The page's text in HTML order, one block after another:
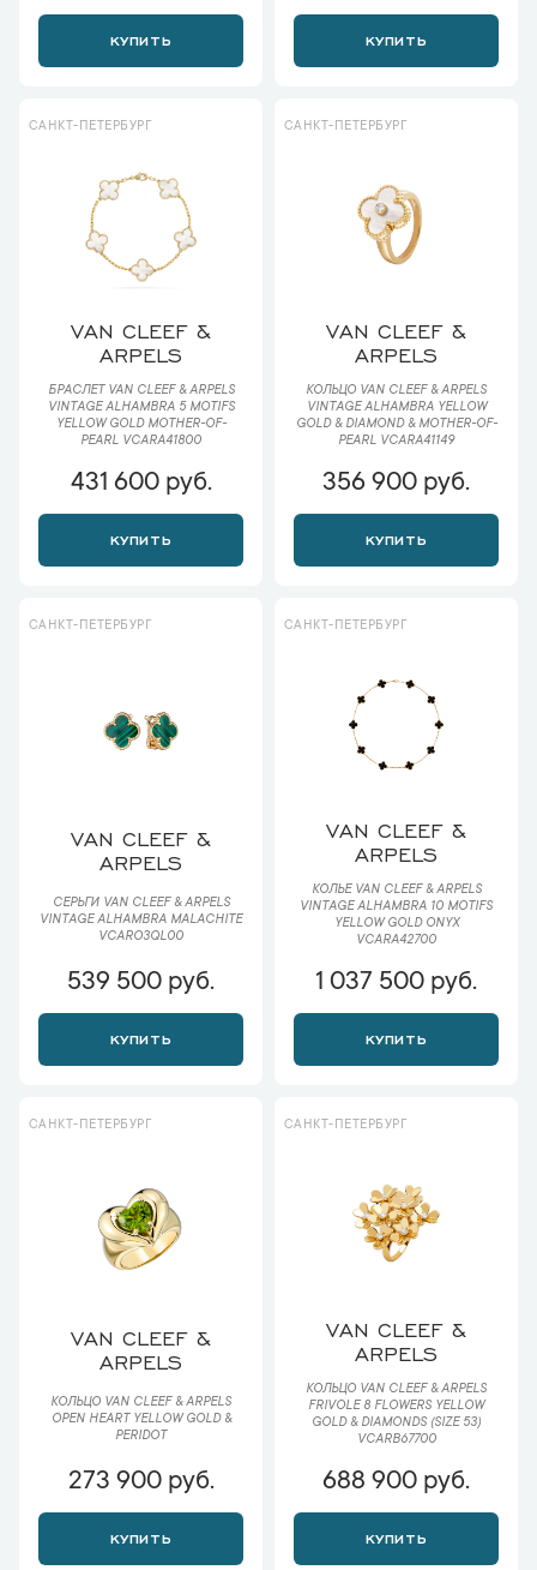
КУПИТЬ КУПИТЬ
САНКТ-ПЕТЕРБУРГ
VAN CLEEF &
ARPELS
БРАСЛЕТ VAN CLEEF & ARPELS
VINTAGE ALHAMBRA 5 MOTIFS
YELLOW GOLD MOTHER-OF-
PEARL VCARA41800
431 600 руб.
КУПИТЬ
САНКТ-ПЕТЕРБУРГ
VAN CLEEF &
ARPELS
КОЛЬЦО VAN CLEEF & ARPELS
VINTAGE ALHAMBRA YELLOW
GOLD & DIAMOND & MOTHER-OF-
PEARL VCARA41149
356 900 руб.
КУПИТЬ
САНКТ-ПЕТЕРБУРГ
VAN CLEEF &
ARPELS
СЕРЬГИ VAN CLEEF & ARPELS
VINTAGE ALHAMBRA MALACHITE
VCARO3QL00
539 500 руб.
КУПИТЬ
САНКТ-ПЕТЕРБУРГ
VAN CLEEF &
ARPELS
КОЛЬЕ VAN CLEEF & ARPELS
VINTAGE ALHAMBRA 10 MOTIFS
YELLOW GOLD ONYX
VCARA42700
1 037 500 руб.
КУПИТЬ
САНКТ-ПЕТЕРБУРГ
VAN CLEEF &
ARPELS
КОЛЬЦО VAN CLEEF & ARPELS
OPEN HEART YELLOW GOLD &
PERIDOT
273 900 руб.
КУПИТЬ
САНКТ-ПЕТЕРБУРГ
VAN CLEEF &
ARPELS
КОЛЬЦО VAN CLEEF & ARPELS
FRIVOLE 8 FLOWERS YELLOW
GOLD & DIAMONDS (SIZE 53)
VCARB67700
688 900 руб.
КУПИТЬ